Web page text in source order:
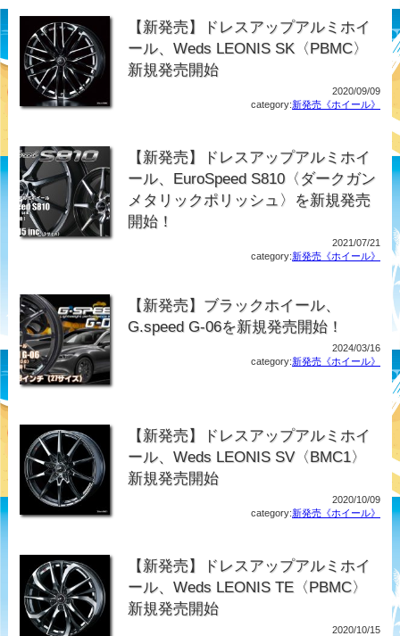
【新発売】ドレスアップアルミホイ
ール、Weds LEONIS SK〈PBMC〉
新規発売開始
2020/09/09
category:新発売《ホイール》
【新発売】ドレスアップアルミホイ
ール、EuroSpeed S810〈ダークガン
メタリックポリッシュ〉を新規発売
開始！
2021/07/21
category:新発売《ホイール》
【新発売】ブラックホイール、
G.speed G-06を新規発売開始！
2024/03/16
category:新発売《ホイール》
【新発売】ドレスアップアルミホイ
ール、Weds LEONIS SV〈BMC1〉
新規発売開始
2020/10/09
category:新発売《ホイール》
【新発売】ドレスアップアルミホイ
ール、Weds LEONIS TE〈PBMC〉
新規発売開始
2020/10/15